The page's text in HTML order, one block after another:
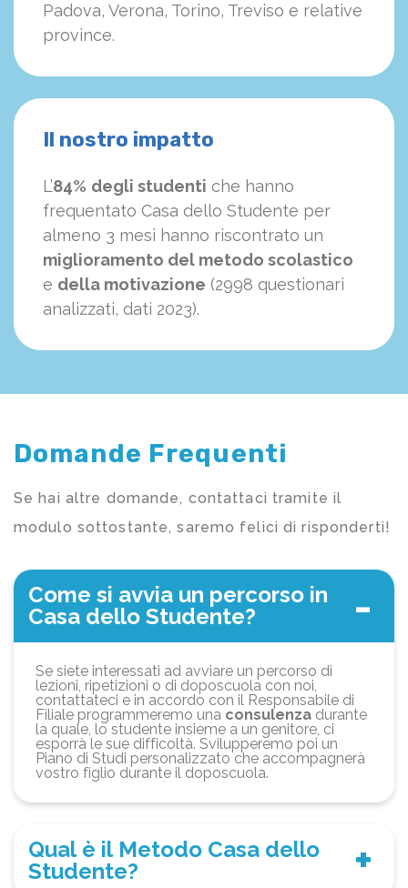
Padova, Verona, Torino, Treviso e relative
province.
Il nostro impatto
L’84% degli studenti che hanno
frequentato Casa dello Studente per
almeno 3 mesi hanno riscontrato un
miglioramento del metodo scolastico
e della motivazione (2998 questionari
analizzati, dati 2023).
Domande Frequenti
Se hai altre domande, contattaci tramite il
modulo sottostante, saremo felici di risponderti!
Come si avvia un percorso in
Casa dello Studente?
Se siete interessati ad avviare un percorso di
lezioni, ripetizioni o di doposcuola con noi,
contattateci e in accordo con il Responsabile di
Filiale programmeremo una consulenza durante
la quale, lo studente insieme a un genitore, ci
esporrà le sue difficoltà. Svilupperemo poi un
Piano di Studi personalizzato che accompagnerà
vostro figlio durante il doposcuola.
Qual è il Metodo Casa dello
Studente?